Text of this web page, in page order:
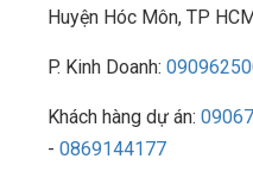
Huyện Hóc Môn, TP
P. Kinh Doanh:
Khách hàng dự án:
- 0869144177